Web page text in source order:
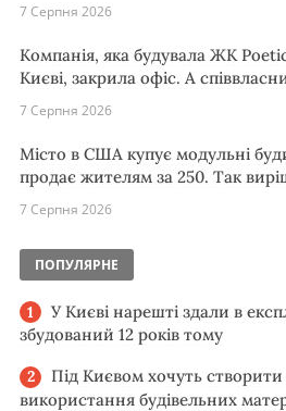
7 Серпня 2026
Компанія, яка будувала ЖК
Києві, закрила офіс. А
7 Серпня 2026
Місто в США купує модульні
продає жителям за 250. Так
7 Серпня 2026
ПОПУЛЯРНЕ
У Києві нарешті здали в
збудований 12 років тому
Під Києвом хочуть
використання будівельних